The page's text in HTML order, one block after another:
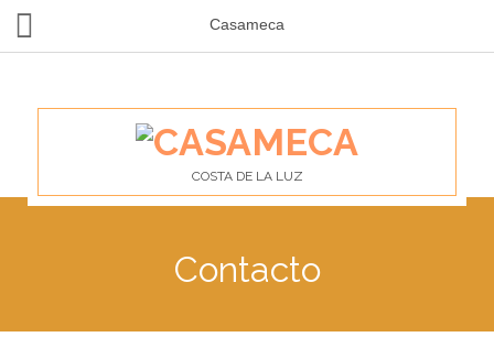
Casameca
COSTA DE LA LUZ
Contacto